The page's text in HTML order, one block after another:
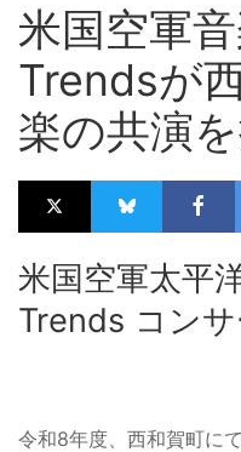
米国空軍
Trendsが
楽の共演
米国空軍太平
Trends コン
令和8年度、西和賀町に